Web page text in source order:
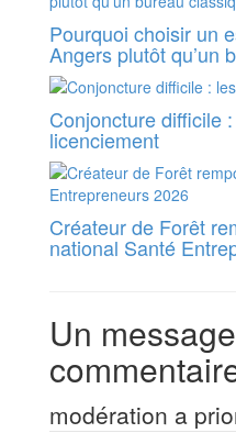
Pourquoi choisir un
Angers plutôt qu’un
Conjoncture difficile
licenciement
Créateur de Forêt
national Santé
Un
modération a